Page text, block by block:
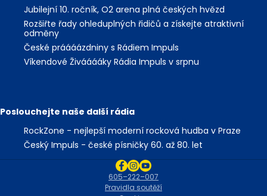
Jubilejní 10. ročník, O2 arena plná českých hvězd
Rozšiřte řady ohleduplných řidičů a získejte atraktivní
odměny
České práááázdniny s Rádiem Impuls
Víkendové Živááááky Rádia Impuls v srpnu
Poslouchejte naše další rádia
RockZone - nejlepší moderní rocková hudba v Praze
Český Impuls - české písničky 60. až 80. let
Pravidla soutěží
605–222–007